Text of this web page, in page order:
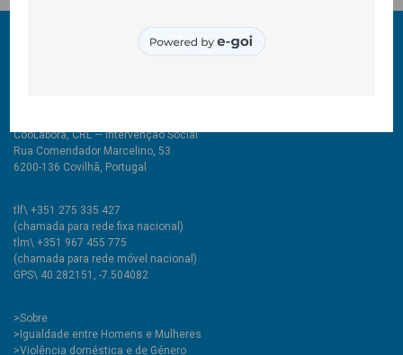
CooLabora, CRL — Intervenção Social
Rua Comendador Marcelino, 53
6200-136 Covilhã, Portugal
tlf\ +351 275 335 427
(chamada para rede fixa nacional)
tlm\ +351 967 455 775
(chamada para rede móvel nacional)
GPS\ 40.282151, -7.504082
>Sobre
>Igualdade entre Homens e Mulheres
>Violência doméstica e de Género